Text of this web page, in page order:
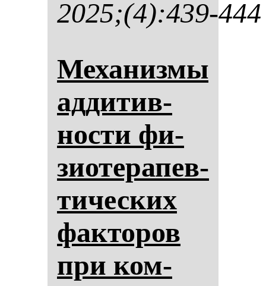
2025;(4):439-444
Ме­ха­низ­мы
ад­ди­тив­
нос­ти фи­
зи­оте­ра­пев­
ти­чес­ких
фак­то­ров
при ком­